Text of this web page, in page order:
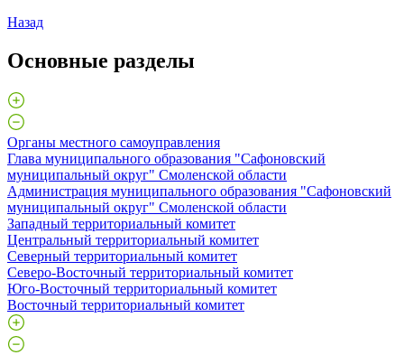
Назад
Основные разделы
Органы местного самоуправления
Глава муниципального образования "Сафоновский
муниципальный округ" Смоленской области
Администрация муниципального образования "Сафоновский
муниципальный округ" Смоленской области
Западный территориальный комитет
Центральный территориальный комитет
Северный территориальный комитет
Северо-Восточный территориальный комитет
Юго-Восточный территориальный комитет
Восточный территориальный комитет